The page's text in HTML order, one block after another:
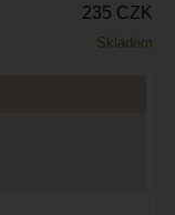
235 CZK
Skladem